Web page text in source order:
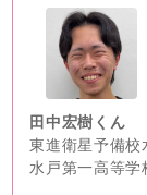
no
image
田中宏樹くん
東進衛星予備校
水戸第一高等学